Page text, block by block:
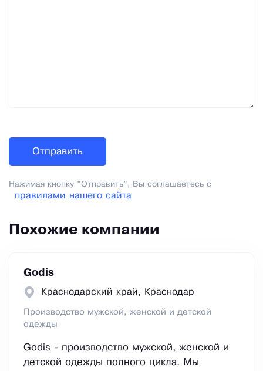
Нажимая кнопку "Отправить", Вы соглашаетесь с
правилами нашего сайта
Похожие компании
Godis
Краснодарский край, Краснодар
Производство мужской, женской и детской
одежды
Godis - производство мужской, женской и
детской одежды полного цикла. Мы